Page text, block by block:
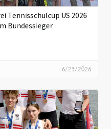
Tennisschulcup US 2026
Bundessieger
6/23/2026